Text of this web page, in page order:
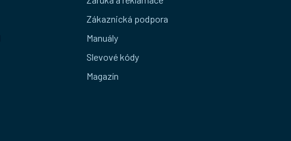
Zákaznická podpora
Manuály
Slevové kódy
Magazín